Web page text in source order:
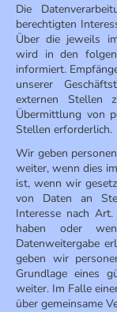
Die
berechtigten
Über die jeweils
wird in den
informiert.
unserer
externen Stellen
Übermittlung von
Stellen erforderlich.
Wir geben
weiter, wenn dies
ist, wenn wir
von Daten an
Interesse nach
haben oder
Datenweitergabe
geben wir
Grundlage eines
weiter. Im Falle
über gemeinsame